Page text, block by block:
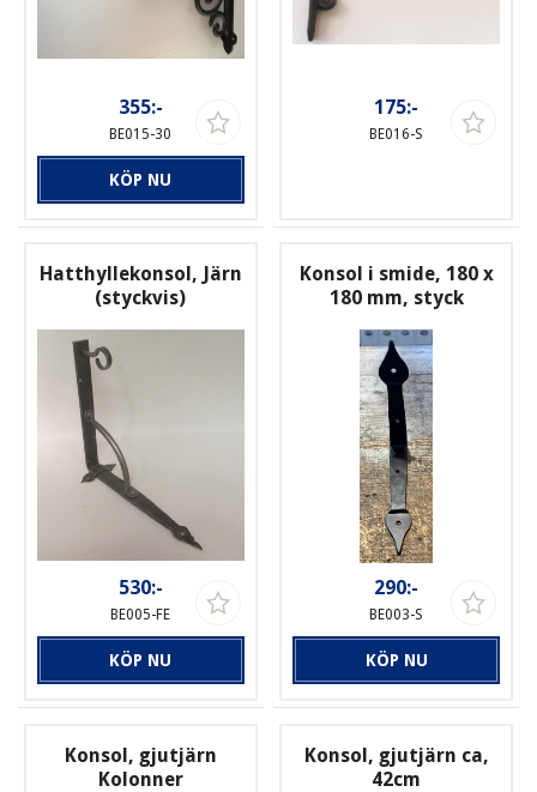
355:-
BE015-30
KÖP NU
175:-
BE016-S
Hatthyllekonsol, Järn
(styckvis)
530:-
BE005-FE
KÖP NU
Konsol i smide, 180 x
180 mm, styck
290:-
BE003-S
KÖP NU
Konsol, gjutjärn
Kolonner
Konsol, gjutjärn ca,
42cm